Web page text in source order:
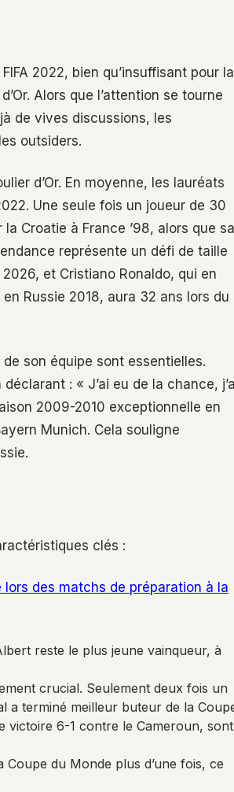
2022, bien qu’insuffisant pour la
Alors que l’attention se tourne
de vives discussions, les
outsiders.
d’Or. En moyenne, les lauréats
Une seule fois un joueur de 30
Croatie à France ’98, alors que sa
représente un défi de taille
et Cristiano Ronaldo, qui en
Russie 2018, aura 32 ans lors du
son équipe sont essentielles.
: « J’ai eu de la chance,
2009-2010 exceptionnelle en
Munich. Cela souligne
clés :
des matchs de préparation à la
reste le plus jeune vainqueur, à
crucial. Seulement deux fois un
a terminé meilleur buteur de la
victoire 6-1 contre le Cameroun, sont
Coupe du Monde plus d’une fois, ce